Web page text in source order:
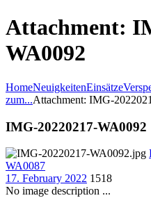
Attachment:
WA0092
HomeNeuigkeitenEinsätze
zum...Attachment: IMG-
IMG-20220217-WA0092
WA0087
17. February 2022 1518
No image description ...